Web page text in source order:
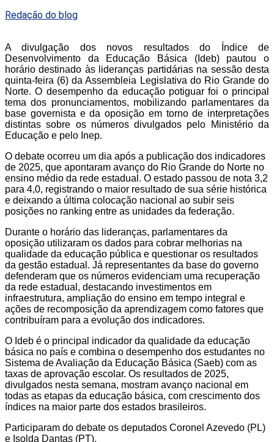
Redação do blog
A divulgação dos novos resultados do Índice de
Desenvolvimento da Educação Básica (Ideb) pautou o
horário destinado às lideranças partidárias na sessão desta
quinta-feira (6) da Assembleia Legislativa do Rio Grande do
Norte. O desempenho da educação potiguar foi o principal
tema dos pronunciamentos, mobilizando parlamentares da
base governista e da oposição em torno de interpretações
distintas sobre os números divulgados pelo Ministério da
Educação e pelo Inep.
O debate ocorreu um dia após a publicação dos indicadores
de 2025, que apontaram avanço do Rio Grande do Norte no
ensino médio da rede estadual. O estado passou de nota 3,2
para 4,0, registrando o maior resultado de sua série histórica
e deixando a última colocação nacional ao subir seis
posições no ranking entre as unidades da federação.
Durante o horário das lideranças, parlamentares da
oposição utilizaram os dados para cobrar melhorias na
qualidade da educação pública e questionar os resultados
da gestão estadual. Já representantes da base do governo
defenderam que os números evidenciam uma recuperação
da rede estadual, destacando investimentos em
infraestrutura, ampliação do ensino em tempo integral e
ações de recomposição da aprendizagem como fatores que
contribuíram para a evolução dos indicadores.
O Ideb é o principal indicador da qualidade da educação
básica no país e combina o desempenho dos estudantes no
Sistema de Avaliação da Educação Básica (Saeb) com as
taxas de aprovação escolar. Os resultados de 2025,
divulgados nesta semana, mostram avanço nacional em
todas as etapas da educação básica, com crescimento dos
índices na maior parte dos estados brasileiros.
Participaram do debate os deputados Coronel Azevedo (PL)
e Isolda Dantas (PT).